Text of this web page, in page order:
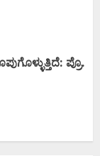
ಪ್ರೊ.